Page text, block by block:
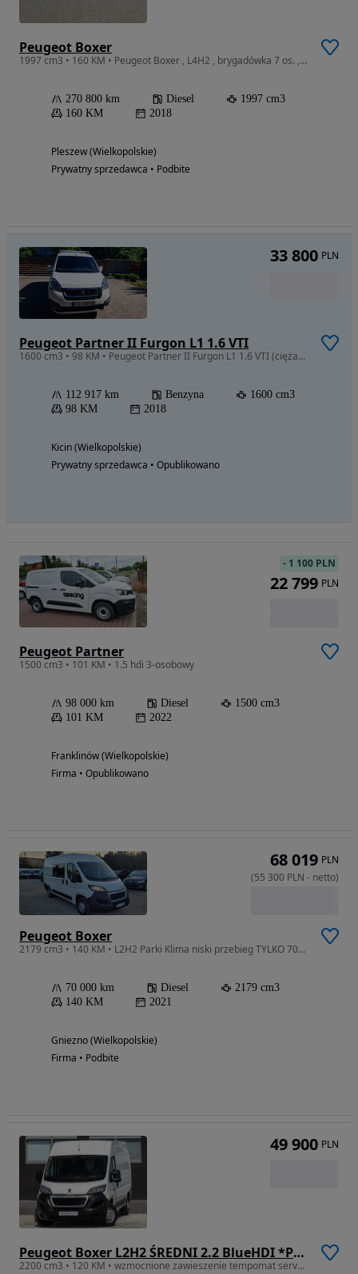
Peugeot Boxer
1997 cm3 • 160 KM • Peugeot Boxer , L4H2 , brygadówka 7 os. , klima
270 800 km Diesel
1997 cm3
160 KM
2018
Pleszew (Wielkopolskie)
Prywatny sprzedawca • Podbite
Peugeot Partner II Furgon L1 1.6 VTI
1600 cm3 • 98 KM • Peugeot Partner II Furgon L1 1.6 VTI (ciężarowy)
112 917 km Benzyna
1600 cm3
98 KM
2018
Kicin (Wielkopolskie)
Prywatny sprzedawca • Opublikowano
33 800 PLN
Peugeot Partner
1500 cm3 • 101 KM • 1.5 hdi 3-osobowy
98 000 km Diesel
1500 cm3
101 KM
2022
Franklinów (Wielkopolskie)
Firma • Opublikowano
- 1 100 PLN
22 799 PLN
Peugeot Boxer
2179 cm3 • 140 KM • L2H2 Parki Klima niski przebieg TYLKO 70TYŚKm. Faktura VAT!
70 000 km Diesel
2179 cm3
140 KM
2021
Gniezno (Wielkopolskie)
Firma • Podbite
68 019 PLN
(55 300 PLN - netto)
Peugeot Boxer L2H2 ŚREDNI 2.2 BlueHDI *PREMIUM*
2200 cm3 • 120 KM • wzmocnione zawieszenie tempomat servotronic ekran dotykowy klima
49 900 PLN